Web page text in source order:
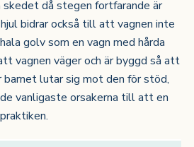
då stegen fortfarande är
bidrar också till att vagnen inte
golv som en vagn med hårda
vagnen väger och är byggd så att
lutar sig mot den för stöd,
vanligaste orsakerna till att en